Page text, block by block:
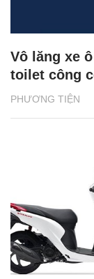
PHƯƠNG TIỆN
Vô lăng xe
toilet công